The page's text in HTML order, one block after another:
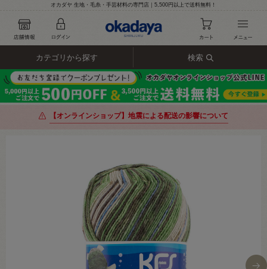
オカダヤ 生地・毛糸・手芸材料の専門店｜5,500円以上で送料無料！
カテゴリから探す 検索
【オンラインショップ】地震による配送の影響について